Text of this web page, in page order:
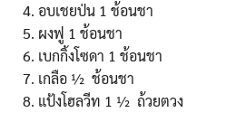
อบเชยป่น 1 ช้อนชา
ผงฟู 1 ช้อนชา
เบกกิ้งโซดา 1 ช้อนชา
เกลือ ½ ช้อนชา
แป้งโฮลวีท 1 ½ ถ้วยตวง